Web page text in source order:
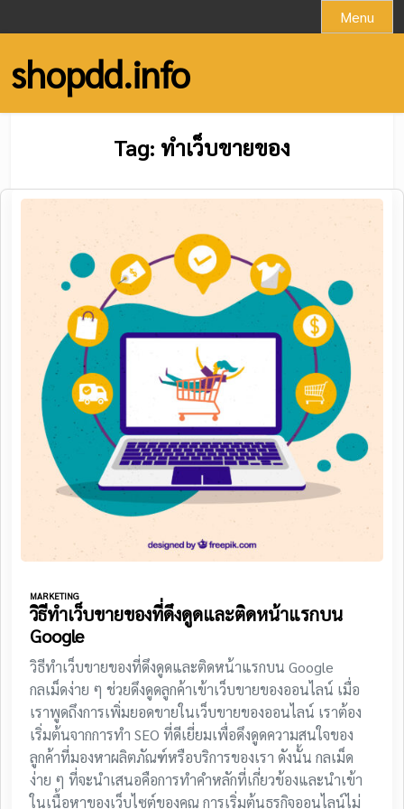
to
content
Menu
shopdd.info
Tag: ทำเว็บขายของ
MARKETING
วิธีทำเว็บขายของที่ดึงดูดและติดหน้าแรกบน
Google
วิธีทำเว็บขายของที่ดึงดูดและติดหน้าแรกบน Google
กลเม็ดง่าย ๆ ช่วยดึงดูดลูกค้าเข้าเว็บขายของออนไลน์ เมื่อ
เราพูดถึงการเพิ่มยอดขายในเว็บขายของออนไลน์ เราต้อง
เริ่มต้นจากการทำ SEO ที่ดีเยี่ยมเพื่อดึงดูดความสนใจของ
ลูกค้าที่มองหาผลิตภัณฑ์หรือบริการของเรา ดังนั้น กลเม็ด
ง่าย ๆ ที่จะนำเสนอคือการทำคำหลักที่เกี่ยวข้องและนำเข้า
ในเนื้อหาของเว็บไซต์ของคุณ การเริ่มต้นธุรกิจออนไลน์ไม่